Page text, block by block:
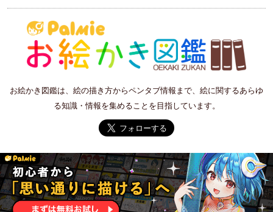
お絵かき図鑑は、絵の描き方からペンタブ情報まで、絵に関するあらゆ
る知識・情報を集めることを目指しています。